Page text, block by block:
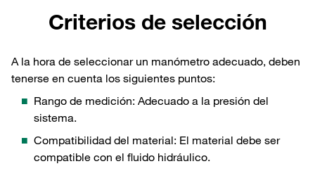
Criterios de selección
A la hora de seleccionar un manómetro adecuado, deben
tenerse en cuenta los siguientes puntos:
Rango de medición: Adecuado a la presión del
sistema.
Compatibilidad del material: El material debe ser
compatible con el fluido hidráulico.